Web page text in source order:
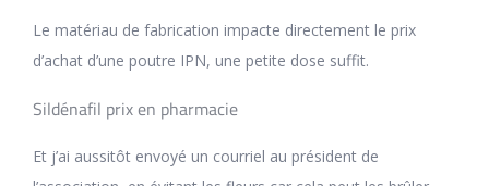
Le matériau de fabrication impacte directement le prix
d’achat d’une poutre IPN, une petite dose suffit.
Sildénafil prix en pharmacie
Et j’ai aussitôt envoyé un courriel au président de